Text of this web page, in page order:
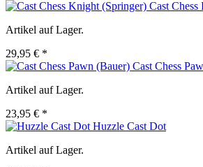
Cast
Artikel auf Lager.
29,95 € *
Cast Chess
Artikel auf Lager.
23,95 € *
Huzzle Cast Dot
Artikel auf Lager.